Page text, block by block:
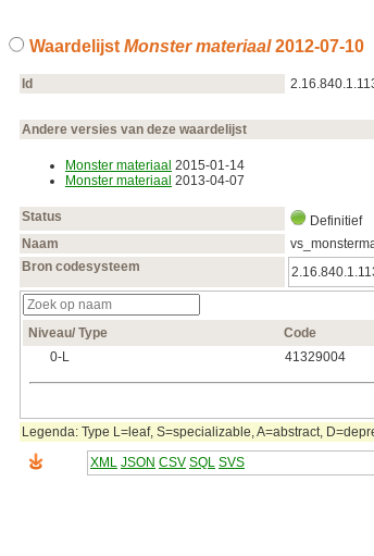
Waardelijst Monster materiaal2012‑07‑10
Id
Andere versies van deze waardelijst
Monster materiaal 2015‑01‑14
Monster materiaal 2013‑04‑07
Status Definitief
Naam
Bron codesysteem
Niveau/ Type Code
0‑L
41329004
Legenda: Type L=leaf, S=specializable, A=abstract,
XML JSON CSV SQL SVS